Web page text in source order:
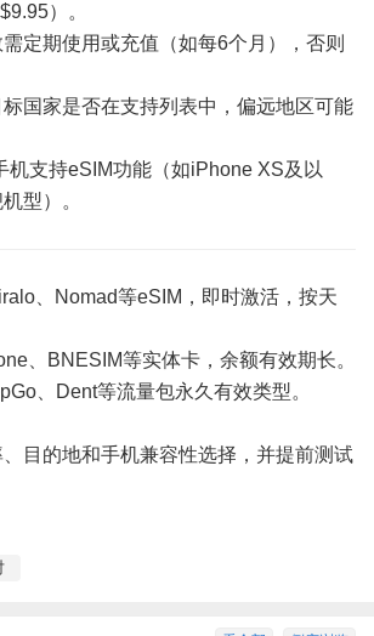
）。
需定期使用或充值（如每6个月），否则
标国家是否在支持列表中，偏远地区可能
机支持eSIM功能（如iPhone XS及以
型）。
、Nomad等eSIM，即时激活，按天
、BNESIM等实体卡，余额有效期长。
、Dent等流量包永久有效类型。
目的地和手机兼容性选择，并提前测试